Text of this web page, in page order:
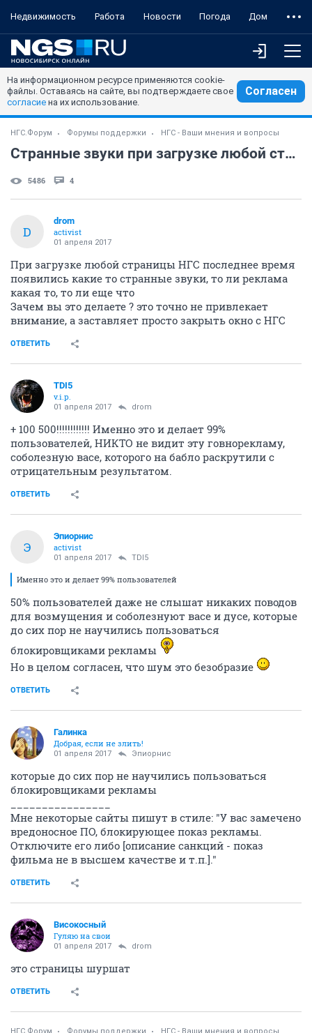
Недвижимость Работа Новости Погода Дом
На информационном ресурсе применяются cookie-
файлы. Оставаясь на сайте, вы подтверждаете свое
согласие на их использование.
Согласен
НГС.Форум Форумы поддержки НГС - Ваши мнения и вопросы
Странные звуки при загрузке любой страницы НГС
5486 4
D
drom
activist
01 апреля 2017
При загрузке любой страницы НГС последнее время
появились какие то странные звуки, то ли реклама
какая то, то ли еще что
Зачем вы это делаете ? это точно не привлекает
внимание, а заставляет просто закрыть окно с НГС
ОТВЕТИТЬ
TDI5
v.i.p.
01 апреля 2017 drom
+ 100 500!!!!!!!!!!!! Именно это и делает 99%
пользователей, НИКТО не видит эту говнорекламу,
соболезную васе, которого на бабло раскрутили с
отрицательным результатом.
ОТВЕТИТЬ
Э
Эпиорнис
activist
01 апреля 2017 TDI5
Именно это и делает 99% пользователей
50% пользователей даже не слышат никаких поводов
для возмущения и соболезнуют васе и дусе, которые
до сих пор не научились пользоваться
блокировщиками рекламы
Но в целом согласен, что шум это безобразие
ОТВЕТИТЬ
Галинка
Добрая, если не злить!
01 апреля 2017 Эпиорнис
которые до сих пор не научились пользоваться
блокировщиками рекламы
Мне некоторые сайты пишут в стиле: "У вас замечено
вредоносное ПО, блокирующее показ рекламы.
Отключите его либо [описание санкций - показ
фильма не в высшем качестве и т.п.]."
ОТВЕТИТЬ
Високосный
Гуляю на свои
01 апреля 2017 drom
это страницы шуршат
ОТВЕТИТЬ